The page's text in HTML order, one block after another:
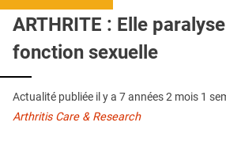
QUI SOMMES-NOUS ?
PUBLICITÉ
CONDITIONS GÉNÉRALES
CONTACT
ARTHRITE : Elle
fonction sexuelle
Actualité publiée il y a 7 années 2 mois 1
Arthritis Care & Research